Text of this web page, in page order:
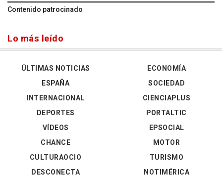
Contenido patrocinado
Lo más leído
ÚLTIMAS NOTICIAS
ESPAÑA
INTERNACIONAL
DEPORTES
VÍDEOS
ECONOMÍA
SOCIEDAD
CIENCIAPLUS
PORTALTIC
EPSOCIAL
CHANCE
CULTURAOCIO
DESCONECTA
MOTOR
TURISMO
NOTIMÉRICA